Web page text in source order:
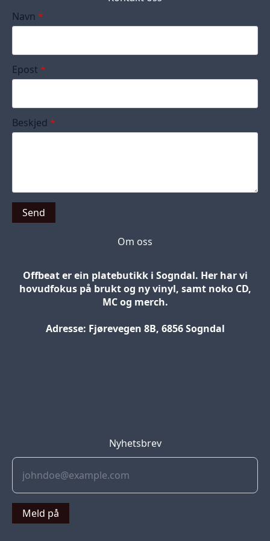
Navn *
Epost *
Beskjed *
Send
Om oss
Offbeat er ein platebutikk i Sogndal. Her har vi
hovudfokus på brukt og ny vinyl, samt noko CD,
MC og merch.
Adresse: Fjørevegen 8B, 6856 Sogndal
Nyhetsbrev
Meld på